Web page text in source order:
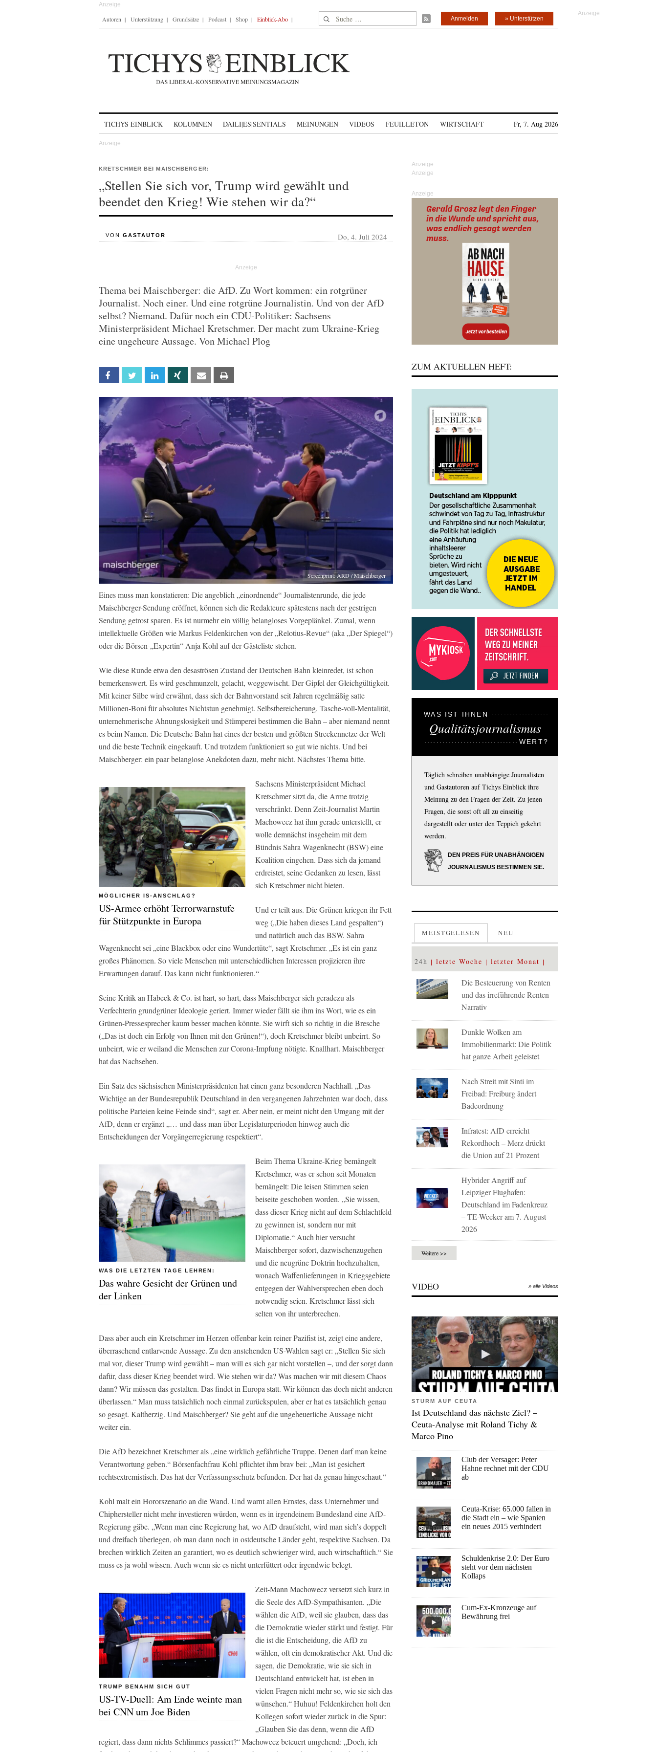
Autoren Unterstützung Grundsätze Podcast Shop Einblick-Abo Suche nach: » Unterstützen
Anmelden
TICHYS EINBLICK KOLUMNEN DAILI|ES|SENTIALS MEINUNGEN VIDEOS FEUILLETON WIRTSCHAFT Fr, 7. Aug 2026
KRETSCHMER BEI MAISCHBERGER:
„Stellen Sie sich vor, Trump wird gewählt und
beendet den Krieg! Wie stehen wir da?“
VON GASTAUTOR Do, 4. Juli 2024
Thema bei Maischberger: die AfD. Zu Wort kommen: ein rotgrüner
Journalist. Noch einer. Und eine rotgrüne Journalistin. Und von der AfD
selbst? Niemand. Dafür noch ein CDU-Politiker: Sachsens
Ministerpräsident Michael Kretschmer. Der macht zum Ukraine-Krieg
eine ungeheure Aussage. Von Michael Plog
Facebook Twitter Linkedin Xing Email
Screenprint: ARD / Maischberger
Eines muss man konstatieren: Die angeblich „einordnende“ Journalistenrunde, die jede
Maischberger-Sendung eröffnet, können sich die Redakteure spätestens nach der gestrigen
Sendung getrost sparen. Es ist nurmehr ein völlig belangloses Vorgeplänkel. Zumal, wenn
intellektuelle Größen wie Markus Feldenkirchen von der „Relotius-Revue“ (aka „Der Spiegel“)
oder die Börsen-„Expertin“ Anja Kohl auf der Gästeliste stehen.
Wie diese Runde etwa den desaströsen Zustand der Deutschen Bahn kleinredet, ist schon
bemerkenswert. Es wird geschmunzelt, gelacht, weggewischt. Der Gipfel der Gleichgültigkeit.
Mit keiner Silbe wird erwähnt, dass sich der Bahnvorstand seit Jahren regelmäßig satte
Millionen-Boni für absolutes Nichtstun genehmigt. Selbstbereicherung, Tasche-voll-Mentalität,
unternehmerische Ahnungslosigkeit und Stümperei bestimmen die Bahn – aber niemand nennt
es beim Namen. Die Deutsche Bahn hat eines der besten und größten Streckennetze der Welt
und die beste Technik eingekauft. Und trotzdem funktioniert so gut wie nichts. Und bei
Maischberger: ein paar belanglose Anekdoten dazu, mehr nicht. Nächstes Thema bitte.
MÖGLICHER IS-ANSCHLAG?
US-Armee erhöht Terrorwarnstufe
für Stützpunkte in Europa
Sachsens Ministerpräsident Michael
Kretschmer sitzt da, die Arme trotzig
verschränkt. Denn Zeit-Journalist Martin
Machowecz hat ihm gerade unterstellt, er
wolle demnächst insgeheim mit dem
Bündnis Sahra Wagenknecht (BSW) eine
Koalition eingehen. Dass sich da jemand
erdreistet, seine Gedanken zu lesen, lässt
sich Kretschmer nicht bieten.
Und er teilt aus. Die Grünen kriegen ihr Fett
weg („Die haben dieses Land gespalten“)
und natürlich auch das BSW. Sahra
Wagenknecht sei „eine Blackbox oder eine Wundertüte“, sagt Kretschmer. „Es ist ein ganz
großes Phänomen. So viele Menschen mit unterschiedlichen Interessen projizieren ihre
Erwartungen darauf. Das kann nicht funktionieren.“
Seine Kritik an Habeck & Co. ist hart, so hart, dass Maischberger sich geradezu als
Verfechterin grundgrüner Ideologie geriert. Immer wieder fällt sie ihm ins Wort, wie es ein
Grünen-Pressesprecher kaum besser machen könnte. Sie wirft sich so richtig in die Bresche
(„Das ist doch ein Erfolg von Ihnen mit den Grünen!“), doch Kretschmer bleibt unbeirrt. So
unbeirrt, wie er weiland die Menschen zur Corona-Impfung nötigte. Knallhart. Maischberger
hat das Nachsehen.
Ein Satz des sächsischen Ministerpräsidenten hat einen ganz besonderen Nachhall. „Das
Wichtige an der Bundesrepublik Deutschland in den vergangenen Jahrzehnten war doch, dass
politische Parteien keine Feinde sind“, sagt er. Aber nein, er meint nicht den Umgang mit der
AfD, denn er ergänzt „… und dass man über Legislaturperioden hinweg auch die
Entscheidungen der Vorgängerregierung respektiert“.
WAS DIE LETZTEN TAGE LEHREN:
Das wahre Gesicht der Grünen und
der Linken
Beim Thema Ukraine-Krieg bemängelt
Kretschmer, was er schon seit Monaten
bemängelt: Die leisen Stimmen seien
beiseite geschoben worden. „Sie wissen,
dass dieser Krieg nicht auf dem Schlachtfeld
zu gewinnen ist, sondern nur mit
Diplomatie.“ Auch hier versucht
Maischberger sofort, dazwischenzugehen
und die neugrüne Doktrin hochzuhalten,
wonach Waffenlieferungen in Kriegsgebiete
entgegen der Wahlversprechen eben doch
notwendig seien. Kretschmer lässt sich
selten von ihr unterbrechen.
Dass aber auch ein Kretschmer im Herzen offenbar kein reiner Pazifist ist, zeigt eine andere,
überraschend entlarvende Aussage. Zu den anstehenden US-Wahlen sagt er: „Stellen Sie sich
mal vor, dieser Trump wird gewählt – man will es sich gar nicht vorstellen –, und der sorgt dann
dafür, dass dieser Krieg beendet wird. Wie stehen wir da? Was machen wir mit diesem Chaos
dann? Wir müssen das gestalten. Das findet in Europa statt. Wir können das doch nicht anderen
überlassen.“ Man muss tatsächlich noch einmal zurückspulen, aber er hat es tatsächlich genau
so gesagt. Kaltherzig. Und Maischberger? Sie geht auf die ungeheuerliche Aussage nicht
weiter ein.
Die AfD bezeichnet Kretschmer als „eine wirklich gefährliche Truppe. Denen darf man keine
Verantwortung geben.“ Börsenfachfrau Kohl pflichtet ihm brav bei: „Man ist gesichert
rechtsextremistisch. Das hat der Verfassungsschutz befunden. Der hat da genau hingeschaut.“
Kohl malt ein Hororszenario an die Wand. Und warnt allen Ernstes, dass Unternehmer und
Chiphersteller nicht mehr investieren würden, wenn es in irgendeinem Bundesland eine AfD-
Regierung gäbe. „Wenn man eine Regierung hat, wo AfD draufsteht, wird man sich’s doppelt
und dreifach überlegen, ob man dann noch in ostdeutsche Länder geht, respektive Sachsen. Da
brechen wirklich Zeiten an garantiert, wo es deutlich schwieriger wird, auch wirtschaftlich.“ Sie
muss es ja wohl wissen. Auch wenn sie es nicht unterfüttert oder irgendwie belegt.
TRUMP BENAHM SICH GUT
US-TV-Duell: Am Ende weinte man
bei CNN um Joe Biden
Zeit-Mann Machowecz versetzt sich kurz in
die Seele des AfD-Sympathisanten. „Die
wählen die AfD, weil sie glauben, dass das
die Demokratie wieder stärkt und festigt. Für
die ist die Entscheidung, die AfD zu
wählen, oft ein demokratischer Akt. Und die
sagen, die Demokratie, wie sie sich in
Deutschland entwickelt hat, ist eben in
vielen Fragen nicht mehr so, wie sie sich das
wünschen.“ Huhuu! Feldenkirchen holt den
Kollegen sofort wieder zurück in die Spur:
„Glauben Sie das denn, wenn die AfD
regiert, dass dann nichts Schlimmes passiert?“ Machowecz beteuert umgehend: „Doch, ich
Anzeige
ZUM AKTUELLEN HEFT:
WAS IST IHNEN
Qualitätsjournalismus
WERT?
Täglich schreiben unabhängige Journalisten
und Gastautoren auf Tichys Einblick ihre
Meinung zu den Fragen der Zeit. Zu jenen
Fragen, die sonst oft all zu einseitig
dargestellt oder unter den Teppich gekehrt
werden.
DEN PREIS FÜR UNABHÄNGIGEN
JOURNALISMUS BESTIMMEN SIE.
MEISTGELESEN NEU
24h letzte Woche letzter Monat
Die Besteuerung von Renten
und das irreführende Renten-
Narrativ
Dunkle Wolken am
Immobilienmarkt: Die Politik
hat ganze Arbeit geleistet
Nach Streit mit Sinti im
Freibad: Freiburg ändert
Badeordnung
Infratest: AfD erreicht
Rekordhoch – Merz drückt
die Union auf 21 Prozent
Hybrider Angriff auf
Leipziger Flughafen:
Deutschland im Fadenkreuz
– TE-Wecker am 7. August
2026
Weitere >>
VIDEO » alle Videos
STURM AUF CEUTA
Ist Deutschland das nächste Ziel? –
Ceuta-Analyse mit Roland Tichy &
Marco Pino
Club der Versager: Peter
Hahne rechnet mit der CDU
ab
Ceuta-Krise: 65.000 fallen in
die Stadt ein – wie Spanien
ein neues 2015 verhindert
Schuldenkrise 2.0: Der Euro
steht vor dem nächsten
Kollaps
Cum-Ex-Kronzeuge auf
Bewährung frei